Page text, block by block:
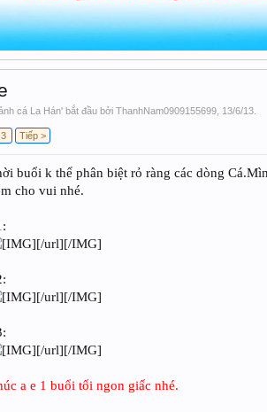
cá La Hán' bắt đầu bởiThanhNam0909155699 13/6/13
3 Tiếp >
buổi k thể phân biệt rỏ ràng các dòng
cho vui nhé.
[/url][/IMG]
[/url][/IMG]
[/url][/IMG]
a e 1 buổi tối ngon giấc nhé.